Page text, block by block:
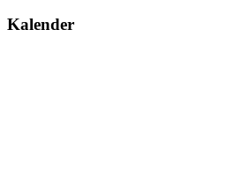
Kalender